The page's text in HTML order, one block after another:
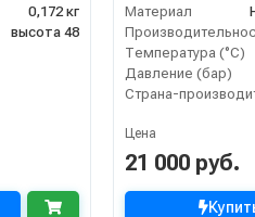
0,172 кг
высота 48
Материал
Температура (°C)
Давление (бар)
Страна-
Цена
21 000 руб.